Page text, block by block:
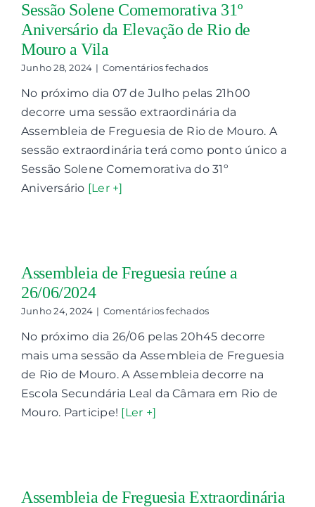
Sessão Solene Comemorativa 31º
Aniversário da Elevação de Rio de
Mouro a Vila
Junho 28, 2024 | Comentários fechadosem
Solene
Comemorativa
Aniversário
da
de
No próximo dia 07 de Julho pelas 21h00
decorre uma sessão extraordinária da
Assembleia de Freguesia de Rio de Mouro. A
sessão extraordinária terá como ponto único a
Sessão Solene Comemorativa do 31º
Aniversário [Ler +]
Assembleia de Freguesia reúne a
26/06/2024
Junho 24, 2024 | Comentários fechadosem
de
Freguesia
a
26/06/2024
No próximo dia 26/06 pelas 20h45 decorre
mais uma sessão da Assembleia de Freguesia
de Rio de Mouro. A Assembleia decorre na
Escola Secundária Leal da Câmara em Rio de
Mouro. Participe! [Ler +]
Assembleia de Freguesia Extraordinária